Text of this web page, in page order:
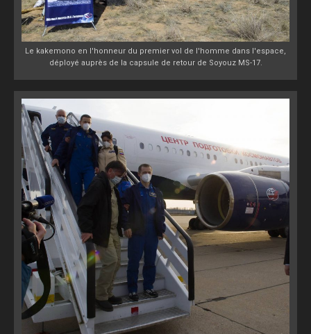
Le kakemono en l'honneur du premier vol de l'homme dans l'espace,
déployé auprès de la capsule de retour de Soyouz MS-17.